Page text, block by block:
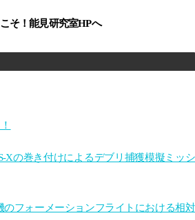
そ！能見研究室HPへ
Xの巻き付けによるデブリ捕獲模擬ミッシ
のフォーメーションフライトにおける相対